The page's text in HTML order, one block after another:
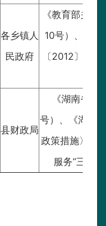
各乡镇人
民政府
《教育部关
10号）、《
〔2012〕48
县财政局
《湖南省
号）、《湖南
政策措施〉的
服务“三高